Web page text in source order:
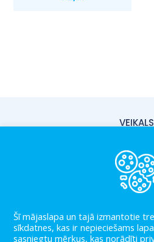
VEIKALS
PAR
KONTAKTI
LIETOŠANAS
PRIVĀTUMA
Šī mājaslapa un tajā izmantotie
sīkdatnes, kas ir nepieciešams
sasniegtu mēŗķus, kas norādīti